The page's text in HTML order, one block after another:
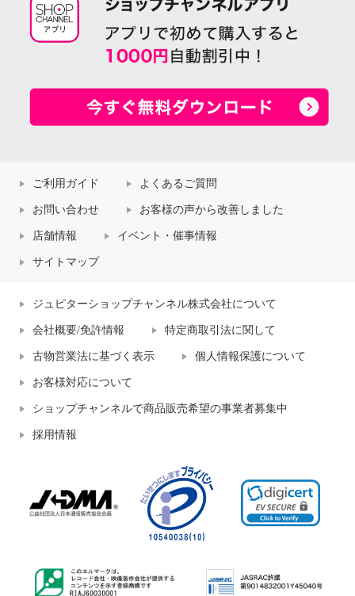
ご利用ガイド よくあるご質問
お問い合わせ お客様の声から改善しました
店舗情報 イベント・催事情報
サイトマップ
ジュピターショップチャンネル株式会社について
会社概要/免許情報 特定商取引法に関して
古物営業法に基づく表示 個人情報保護について
お客様対応について
ショップチャンネルで商品販売希望の事業者募集中
採用情報